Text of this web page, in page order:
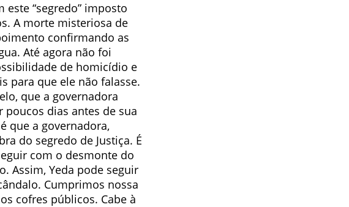
“segredo” imposto
A morte misteriosa de
confirmando as
Até agora não foi
de homicídio e
para que ele não falasse.
que a governadora
poucos dias antes de sua
que a governadora,
do segredo de Justiça. É
com o desmonte do
Assim, Yeda pode seguir
Cumprimos nossa
cofres públicos. Cabe à